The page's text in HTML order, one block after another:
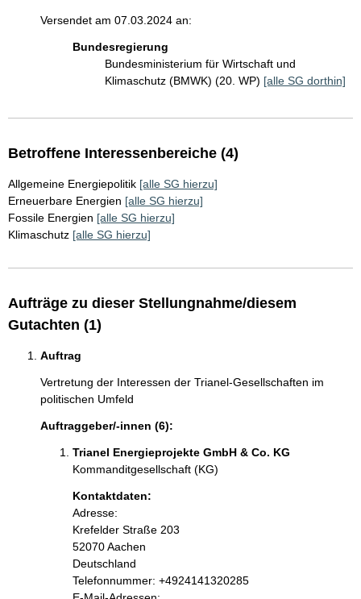
Versendet am 07.03.2024 an:
Bundesregierung
Bundesministerium für Wirtschaft und
Klimaschutz (BMWK) (20. WP) [alle SG dorthin]
Betroffene Interessenbereiche (4)
Allgemeine Energiepolitik [alle SG hierzu]
Erneuerbare Energien [alle SG hierzu]
Fossile Energien [alle SG hierzu]
Klimaschutz [alle SG hierzu]
Aufträge zu dieser Stellungnahme/diesem
Gutachten (1)
Auftrag
Vertretung der Interessen der Trianel-Gesellschaften im
politischen Umfeld
Auftraggeber/-innen (6):
Trianel Energieprojekte GmbH & Co. KG
Kommanditgesellschaft (KG)
Kontaktdaten:
Adresse:
Krefelder Straße 203
52070Aachen
Deutschland
Kontaktinformationen:
Telefonnummer: +4924141320285